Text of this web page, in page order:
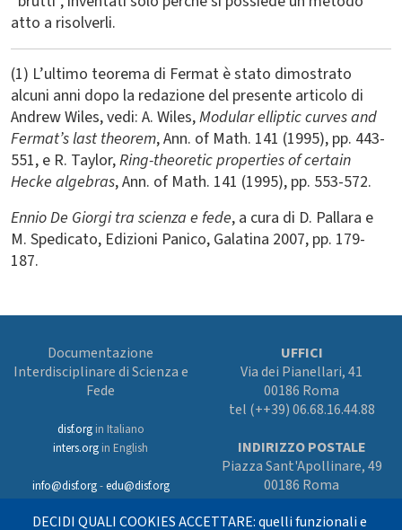
atto a risolverli.
(1) L’ultimo teorema di Fermat è stato dimostrato
alcuni anni dopo la redazione del presente articolo di
Andrew Wiles, vedi: A. Wiles,Modular elliptic curves and
Fermat’s last theorem, Ann. of Math. 141 (1995), pp. 443-
551, e R. Taylor,Ring-theoretic properties of certain
Hecke algebras, Ann. of Math. 141 (1995), pp. 553-572.
Ennio De Giorgi tra scienza e fede, a cura di D. Pallara e
M. Spedicato, Edizioni Panico, Galatina 2007, pp. 179-
187.
Documentazione
Interdisciplinare di Scienza e
Fede
disf.orgin Italiano
inters.org in English
info@disf.org-edu@disf.org
UFFICI
Via dei Pianellari, 41
00186 Roma
tel (++39) 06.68.16.44.88
INDIRIZZO POSTALE
Piazza Sant'Apollinare, 49
00186 Roma
In collaborazione
DECIDI QUALI COOKIES ACCETTARE: quelli funzionali e